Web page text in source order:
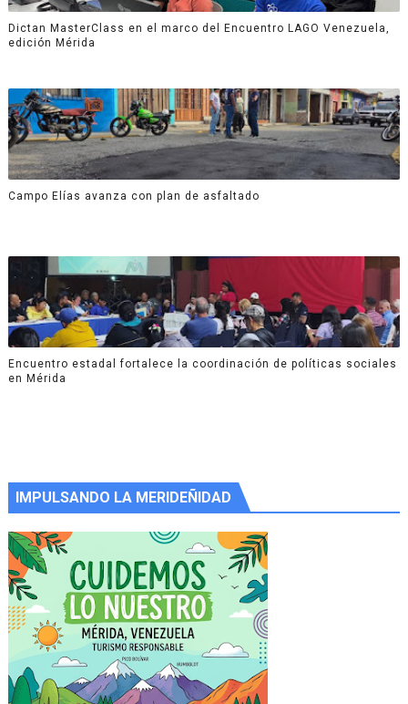
Dictan MasterClass en el marco del Encuentro LAGO Venezuela,
edición Mérida
Campo Elías avanza con plan de asfaltado
Encuentro estadal fortalece la coordinación de políticas sociales
en Mérida
IMPULSANDO LA MERIDEÑIDAD